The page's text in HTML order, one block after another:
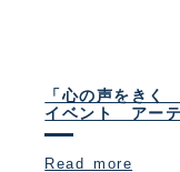
「心の声をき
イベント アー
Read more